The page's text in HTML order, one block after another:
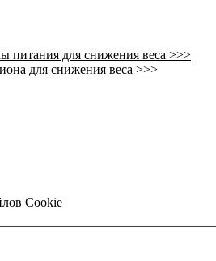
питания для снижения веса >>>
для снижения веса >>>
Cookie